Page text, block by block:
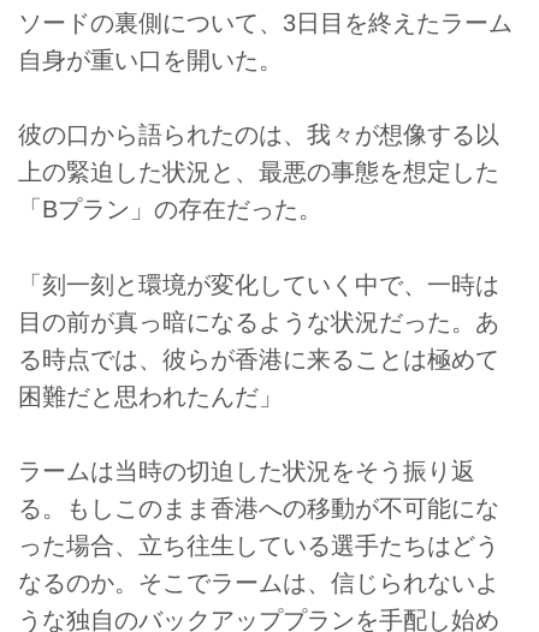
ソードの裏側について、3日目を終えたラーム
自身が重い口を開いた。
彼の口から語られたのは、我々が想像する以
上の緊迫した状況と、最悪の事態を想定した
「Bプラン」の存在だった。
「刻一刻と環境が変化していく中で、一時は
目の前が真っ暗になるような状況だった。あ
る時点では、彼らが香港に来ることは極めて
困難だと思われたんだ」
ラームは当時の切迫した状況をそう振り返
る。もしこのまま香港への移動が不可能にな
った場合、立ち往生している選手たちはどう
なるのか。そこでラームは、信じられないよ
うな独自のバックアッププランを手配し始め